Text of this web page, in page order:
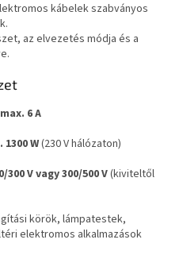
kábelek szabványos
az elvezetés módja és a
max. 6 A
1300 W(230 V hálózaton)
300 V vagy 300/500 V(kiviteltől
körök, lámpatestek,
elektromos alkalmazások